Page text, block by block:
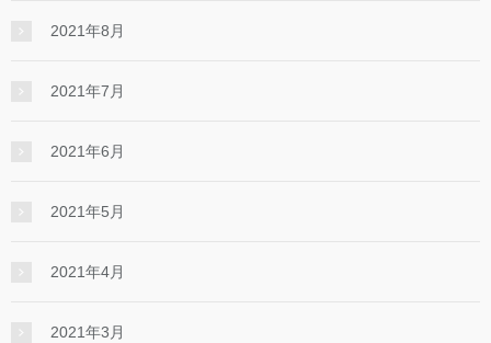
2021年8月
2021年7月
2021年6月
2021年5月
2021年4月
2021年3月